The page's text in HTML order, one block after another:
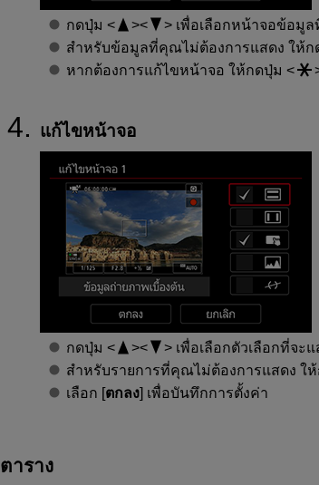
กดปุ่ม
เพื่อเลือกหน้าจอข้อมูล
สำหรับข้อมูลที่คุณไม่ต้องการแสดง ให้ก
หากต้องการแก้ไขหน้าจอ ให้กดปุ่ม
แก้ไขหน้าจอ
กดปุ่ม
เพื่อเลือกตัวเลือกที่จะ
สำหรับรายการที่คุณไม่ต้องการแสดง ใ
เลือก [ตกลง] เพื่อบันทึกการตั้งค่า
ตาราง